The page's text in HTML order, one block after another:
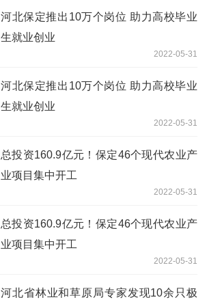
河北保定推出10万个岗位 助力高校毕业
生就业创业
2022-05-31
河北保定推出10万个岗位 助力高校毕业
生就业创业
2022-05-31
总投资160.9亿元！保定46个现代农业产
业项目集中开工
2022-05-31
总投资160.9亿元！保定46个现代农业产
业项目集中开工
2022-05-31
河北省林业和草原局专家发现10余只极